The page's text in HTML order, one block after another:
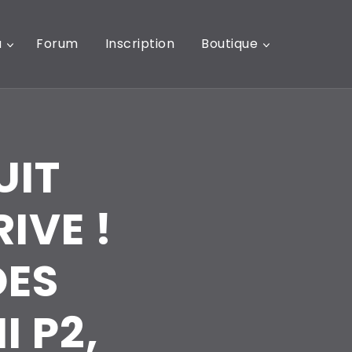
Forum Inscription Boutique
!
P2,